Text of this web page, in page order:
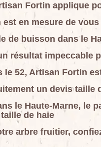
Fortin applique
en mesure de
de buisson dans le
résultat impeccable
le 52, Artisan Fortin
un devis taille
le Haute-Marne, le
de haie
arbre fruitier,